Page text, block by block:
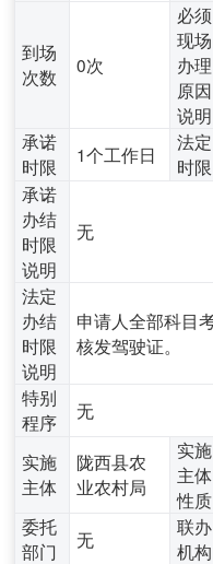
到场
次数
0次
必须
现场
办理
原因
说明
承诺
时限
1个工作日
法定
时限
承诺
办结
时限
说明
无
法定
办结
时限
说明
申请人全部科目
核发驾驶证。
特别
程序
无
实施
主体
陇西县农
业农村局
实施
主体
性质
委托
部门
无
联办
机构